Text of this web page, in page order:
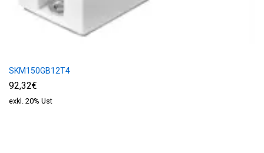
SKM150GB12T4
92,32€
exkl. 20% Ust